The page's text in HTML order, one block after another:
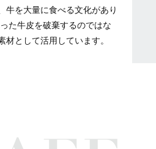
牛を大量に食べる文化があり
た牛皮を破棄するのではな
材として活用しています。